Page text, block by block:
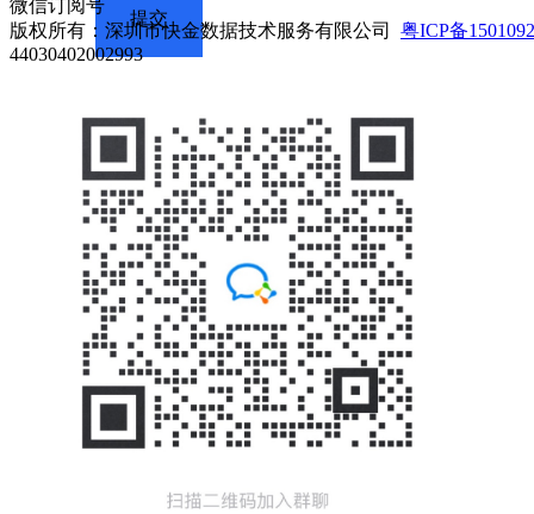
微信订阅号
版权所有：深圳市快金数据技术服务有限公司 粤ICP备
44030402002993